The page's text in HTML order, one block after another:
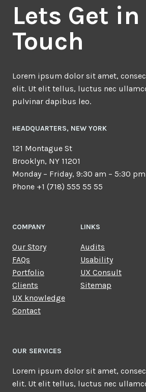
Lets Get in
Touch
Lorem ipsum dolor sit amet,
elit. Ut elit tellus, luctus nec
pulvinar dapibus leo.
HEADQUARTERS​, NEW YORK
121 Montague St
Brooklyn, NY 11201
Monday – Friday, 9:30 am – 5:30 pm
Phone +1 (718) 555 55 55
COMPANY
Our Story
FAQs
Portfolio
Clients
UX knowledge
Contact
LINKS
Audits
Usability
UX Consult
Sitemap
OUR SERVICES
Lorem ipsum dolor sit amet,
elit. Ut elit tellus, luctus nec